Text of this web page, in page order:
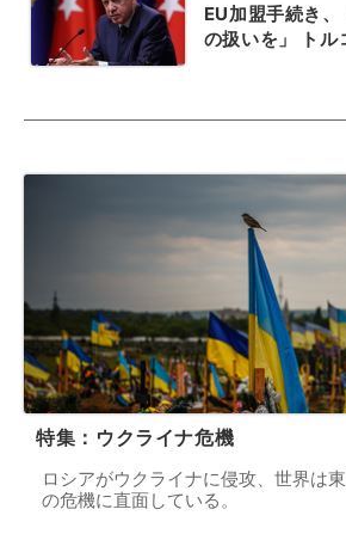
EU加盟手続き
の扱いを」 トル
特集：ウクライナ危機
ロシアがウクライナに侵攻、世界は
の危機に直面している。